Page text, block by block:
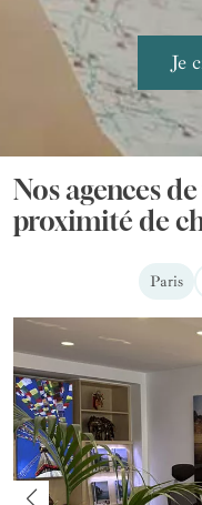
Nos agences
proximité de
Paris